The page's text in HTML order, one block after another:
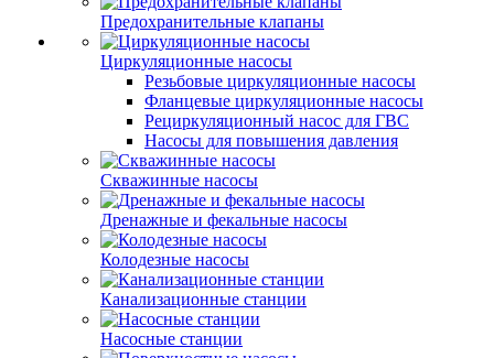
Предохранительные клапаны
Циркуляционные насосы
Резьбовые циркуляционные насосы
Фланцевые циркуляционные насосы
Рециркуляционный насос для ГВС
Насосы для повышения давления
Скважинные насосы
Дренажные и фекальные насосы
Колодезные насосы
Канализационные станции
Насосные станции